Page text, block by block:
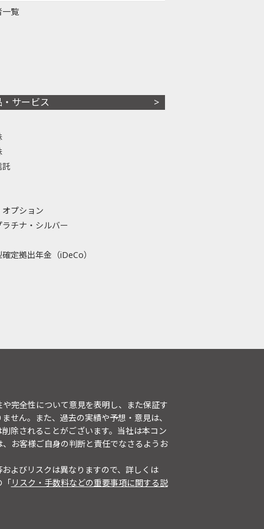
一覧
・サービス
託
プション
ラチナ・シルバー
定拠出年金（iDeCo）
完全性について意見を表明し、また保証す
せん。また、過去の実績や予想・意見は、
除されることがございます。当社は本コン
お客様ご自身の判断と責任でなさるようお
よびリスクは異なりますので、詳しくは
「リスク・手数料などの重要事項に関する説